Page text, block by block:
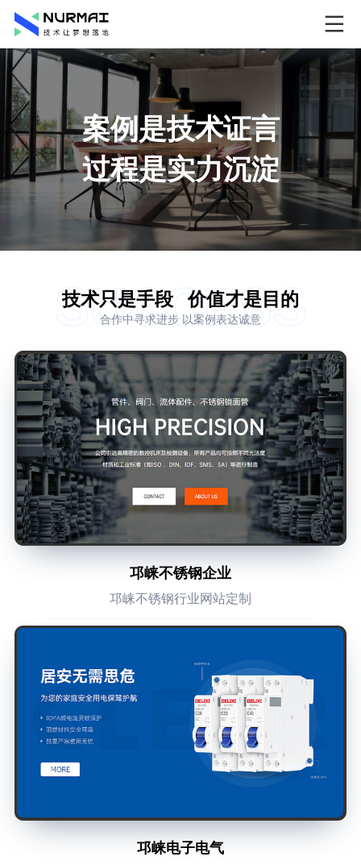
案例是技术证言
过程是实力沉淀
技术只是手段 价值才是目的
合作中寻求进步 以案例表达诚意
SUCCESS
邛崃不锈钢企业
邛崃不锈钢行业网站定制
邛崃电子电气